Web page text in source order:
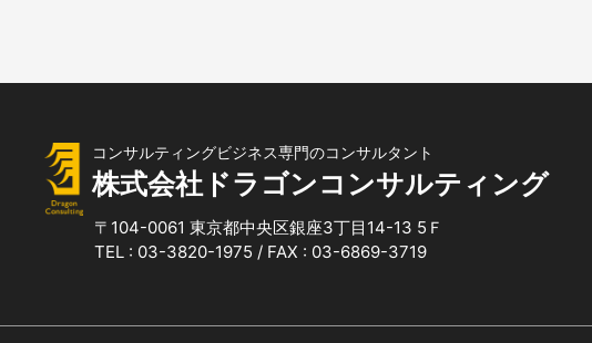
コンサルティングビジネス専門のコンサルタント
株式会社ドラゴンコンサルティング
〒104-0061 東京都中央区銀座3丁目14-13 5Ｆ
TEL : 03-3820-1975 / FAX : 03-6869-3719